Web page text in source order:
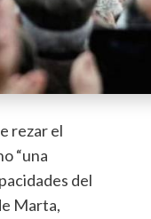
rezar el
“una
del
Marta,